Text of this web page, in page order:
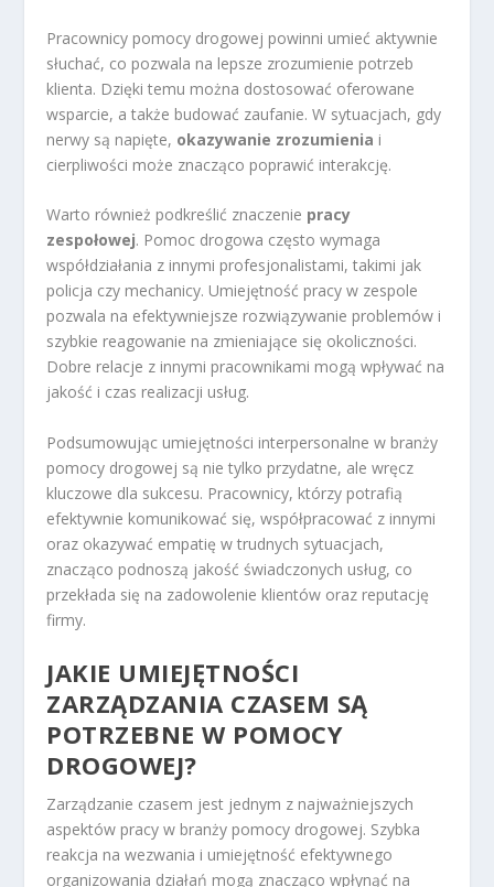
Pracownicy pomocy drogowej powinni umieć aktywnie
słuchać, co pozwala na lepsze zrozumienie potrzeb
klienta. Dzięki temu można dostosować oferowane
wsparcie, a także budować zaufanie. W sytuacjach, gdy
nerwy są napięte, okazywanie zrozumienia i
cierpliwości może znacząco poprawić interakcję.
Warto również podkreślić znaczenie pracy
zespołowej. Pomoc drogowa często wymaga
współdziałania z innymi profesjonalistami, takimi jak
policja czy mechanicy. Umiejętność pracy w zespole
pozwala na efektywniejsze rozwiązywanie problemów i
szybkie reagowanie na zmieniające się okoliczności.
Dobre relacje z innymi pracownikami mogą wpływać na
jakość i czas realizacji usług.
Podsumowując umiejętności interpersonalne w branży
pomocy drogowej są nie tylko przydatne, ale wręcz
kluczowe dla sukcesu. Pracownicy, którzy potrafią
efektywnie komunikować się, współpracować z innymi
oraz okazywać empatię w trudnych sytuacjach,
znacząco podnoszą jakość świadczonych usług, co
przekłada się na zadowolenie klientów oraz reputację
firmy.
JAKIE UMIEJĘTNOŚCI
ZARZĄDZANIA CZASEM SĄ
POTRZEBNE W POMOCY
DROGOWEJ?
Zarządzanie czasem jest jednym z najważniejszych
aspektów pracy w branży pomocy drogowej. Szybka
reakcja na wezwania i umiejętność efektywnego
organizowania działań mogą znacząco wpłynąć na